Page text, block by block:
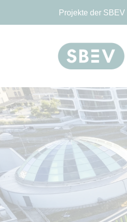
Projekte der SBEV